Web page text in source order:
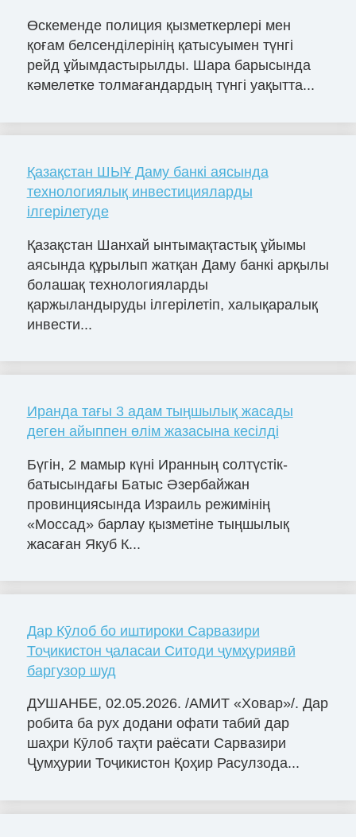
Өскеменде полиция қызметкерлері мен
қоғам белсенділерінің қатысуымен түнгі
рейд ұйымдастырылды. Шара барысында
кәмелетке толмағандардың түнгі уақытта...
Қазақстан ШЫҰ Даму банкі аясында
технологиялық инвестицияларды
ілгерілетуде
Қазақстан Шанхай ынтымақтастық ұйымы
аясында құрылып жатқан Даму банкі арқылы
болашақ технологияларды
қаржыландыруды ілгерілетіп, халықаралық
инвести...
Иранда тағы 3 адам тыңшылық жасады
деген айыппен өлім жазасына кесілді
Бүгін, 2 мамыр күні Иранның солтүстік-
батысындағы Батыс Әзербайжан
провинциясында Израиль режимінің
«Моссад» барлау қызметіне тыңшылық
жасаған Якуб К...
Дар Кӯлоб бо иштироки Сарвазири
Тоҷикистон ҷаласаи Ситоди ҷумҳуриявӣ
баргузор шуд
ДУШАНБЕ, 02.05.2026. /АМИТ «Ховар»/. Дар
робита ба рух додани офати табиӣ дар
шаҳри Кӯлоб таҳти раёсати Сарвазири
Ҷумҳурии Тоҷикистон Қоҳир Расулзода...